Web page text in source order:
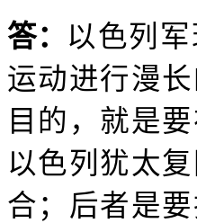
答： 以色列
运动进行漫
目的，就是
以色列犹太
合；后者是